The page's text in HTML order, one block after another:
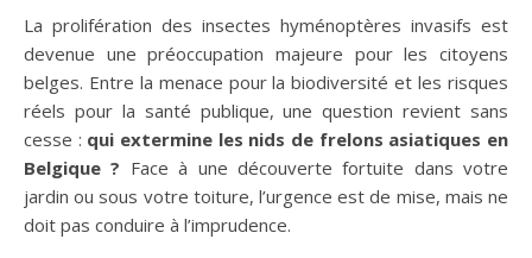
La prolifération des insectes hyménoptères invasifs est
devenue une préoccupation majeure pour les citoyens
belges. Entre la menace pour la biodiversité et les risques
réels pour la santé publique, une question revient sans
cesse : qui extermine les nids de frelons asiatiques en
Belgique ? Face à une découverte fortuite dans votre
jardin ou sous votre toiture, l’urgence est de mise, mais ne
doit pas conduire à l’imprudence.